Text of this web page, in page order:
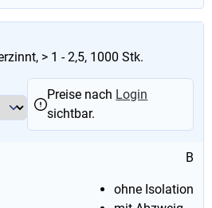
> 1 - 2,5, 1000 Stk.
B
ohne Isolation
Preise nach Login
sichtbar.